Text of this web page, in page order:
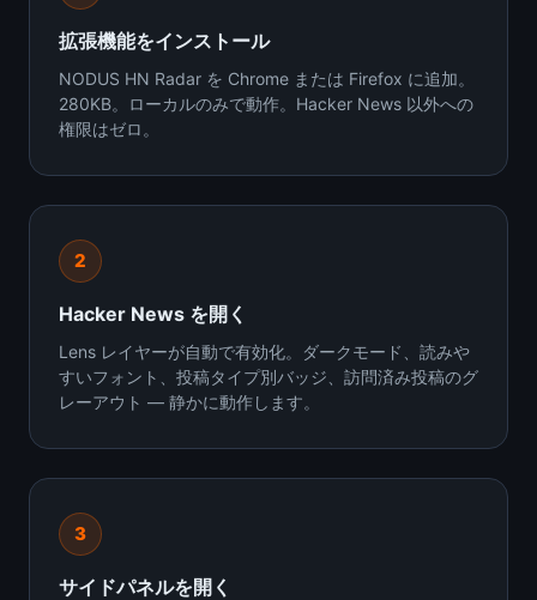
拡張機能をインストール
NODUS HN Radar を Chrome または Firefox に追加。
280KB。ローカルのみで動作。Hacker News 以外への
権限はゼロ。
2
Hacker News を開く
Lens レイヤーが自動で有効化。ダークモード、読みや
すいフォント、投稿タイプ別バッジ、訪問済み投稿のグ
レーアウト — 静かに動作します。
3
サイドパネルを開く